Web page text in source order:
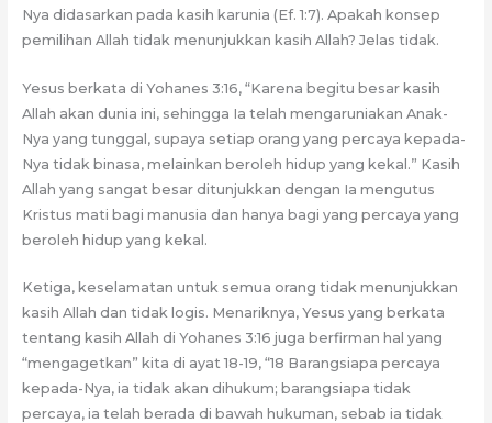
Nya didasarkan pada kasih karunia (Ef. 1:7). Apakah konsep
pemilihan Allah tidak menunjukkan kasih Allah? Jelas tidak.
Yesus berkata di Yohanes 3:16, “Karena begitu besar kasih
Allah akan dunia ini, sehingga Ia telah mengaruniakan Anak-
Nya yang tunggal, supaya setiap orang yang percaya kepada-
Nya tidak binasa, melainkan beroleh hidup yang kekal.” Kasih
Allah yang sangat besar ditunjukkan dengan Ia mengutus
Kristus mati bagi manusia dan hanya bagi yang percaya yang
beroleh hidup yang kekal.
Ketiga, keselamatan untuk semua orang tidak menunjukkan
kasih Allah dan tidak logis. Menariknya, Yesus yang berkata
tentang kasih Allah di Yohanes 3:16 juga berfirman hal yang
“mengagetkan” kita di ayat 18-19, “18 Barangsiapa percaya
kepada-Nya, ia tidak akan dihukum; barangsiapa tidak
percaya, ia telah berada di bawah hukuman, sebab ia tidak